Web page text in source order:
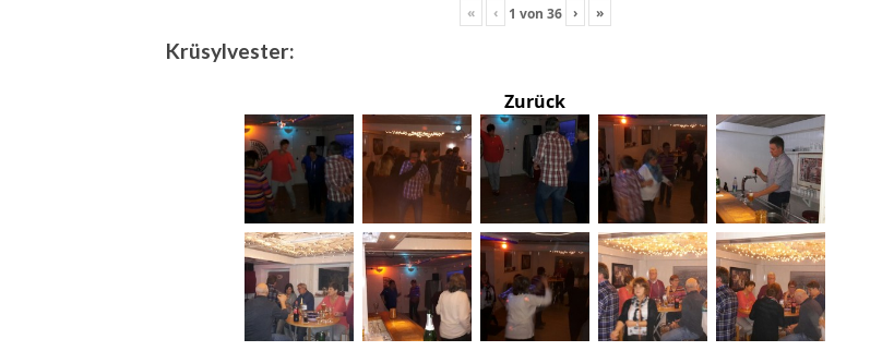
« ‹ 1 von 36 › »
Krüsylvester:
Zurück